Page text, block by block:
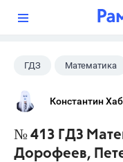
ГДЗ Математика
Дорофеев Г. В.
Константин
№ 413 ГДЗ
Дорофеев,